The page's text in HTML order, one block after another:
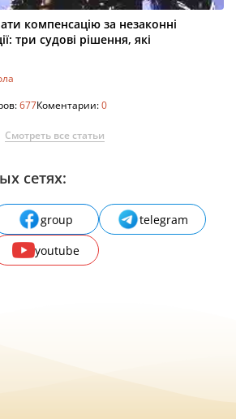
компенсацію за незаконні
три судові рішення, які
677Коментарии:0
Смотреть все статьи
сетях:
group
telegram
youtube